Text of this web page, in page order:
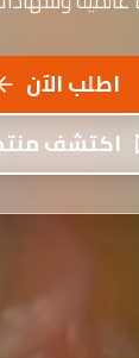
اطلب الآن
اكتشف